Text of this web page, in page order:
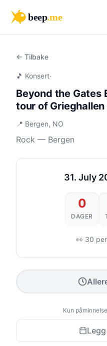
beep.me
← Tilbake
🎵 Konsert·
Beyond the Gates
tour of
📍 Bergen, NO
Rock — Bergen
31. July
0
DAGER
👀 30
Kun